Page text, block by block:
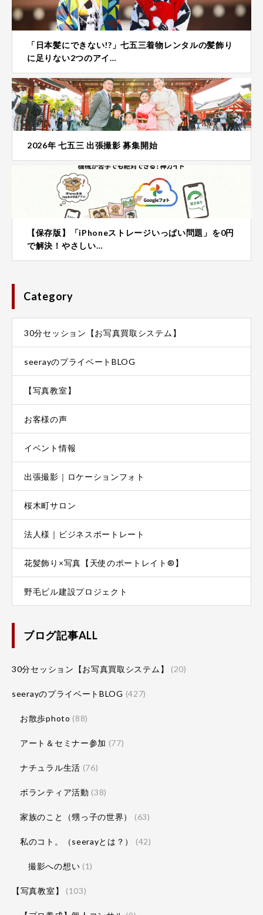
「日本髪にできない!?」七五三着物レンタルの髪飾り
に足りない2つのアイ…
2026年 七五三 出張撮影 募集開始
【保存版】「iPhoneストレージいっぱい問題」を0円
で解決！やさしい…
Category
30分セッション【お写真買取システム】
seerayのプライベートBLOG
【写真教室】
お客様の声
イベント情報
出張撮影｜ロケーションフォト
桜木町サロン
法人様｜ビジネスポートレート
花髪飾り×写真【天使のポートレイト®】
野毛ビル建設プロジェクト
ブログ記事ALL
30分セッション【お写真買取システム】 (20)
seerayのプライベートBLOG (427)
お散歩photo (88)
アート＆セミナー参加 (77)
ナチュラル生活 (76)
ボランティア活動 (38)
家族のこと（甥っ子の世界） (63)
私のコト。（seerayとは？） (42)
撮影への想い (1)
【写真教室】 (103)